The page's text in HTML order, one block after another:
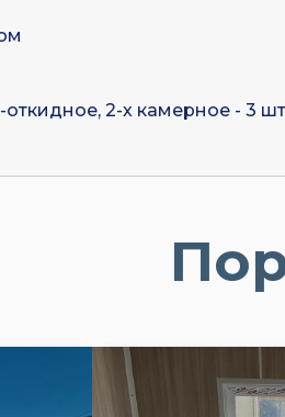
2-х камерное - 3